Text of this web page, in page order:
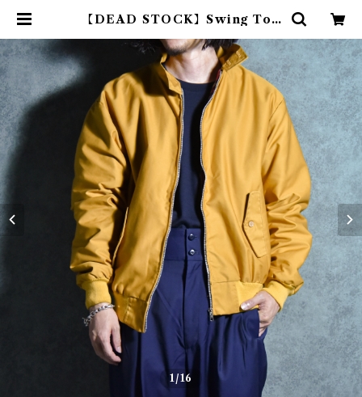
【DEAD STOCK】Swing Top
製 スウィングトップ マスタード |
mark & collars (マークアンドカ
ラーズ)
1/16